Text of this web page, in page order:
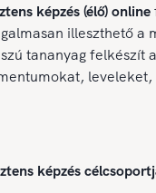
képzés (élő) online
illeszthető a
tananyag felkészít
képzés